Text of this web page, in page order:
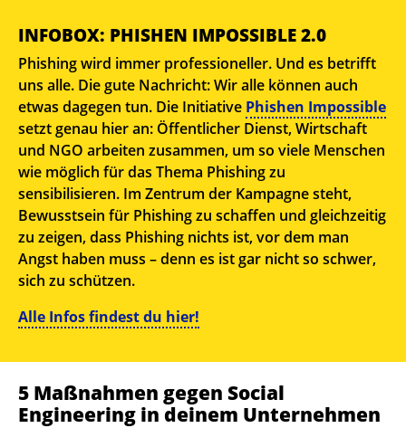
INFOBOX: PHISHEN IMPOSSIBLE 2.0
Phishing wird immer professioneller. Und es betrifft
uns alle. Die gute Nachricht: Wir alle können auch
etwas dagegen tun. Die Initiative Phishen Impossible
setzt genau hier an: Öffentlicher Dienst, Wirtschaft
und NGO arbeiten zusammen, um so viele Menschen
wie möglich für das Thema Phishing zu
sensibilisieren. Im Zentrum der Kampagne steht,
Bewusstsein für Phishing zu schaffen und gleichzeitig
zu zeigen, dass Phishing nichts ist, vor dem man
Angst haben muss – denn es ist gar nicht so schwer,
sich zu schützen.
Alle Infos findest du hier!
5 Maßnahmen gegen Social
Engineering in deinem Unternehmen